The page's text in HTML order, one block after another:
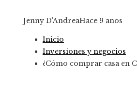
Jenny D'AndreaHace 9 años
Inicio
Inversiones y negocios
¿Cómo comprar casa en